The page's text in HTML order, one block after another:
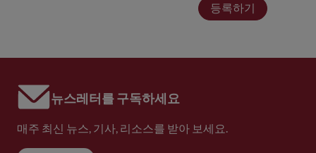
등록하기
뉴스레터를 구독하세요
매주 최신 뉴스, 기사, 리소스를 받아 보세요.